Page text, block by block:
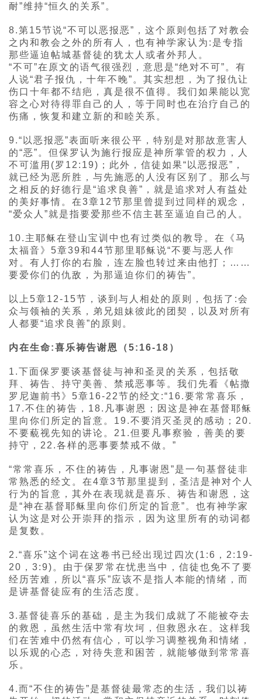
耐”维持“恒久的关系”。
8.第15节说“不可以恶报恶”，这个原则包括了对教会
之内和教会之外的所有人，也有神学家认为:是专指
那些逼迫帖城基督徒的犹太人或者外邦人。
“不可”在原文的语气很强烈，意思是“绝对不可”。有
人说“君子报仇，十年不晚”。其实想想，为了报仇让
伤口十年都不结疤，真是很不值得。我们如果能以宽
容之心对待得罪自己的人，等于同时也在治疗自己的
伤痛，恢复和建立新的和睦关系。
9.“以恶报恶”表面听来很公平，特别是对那故意害人
的“恶”。但保罗认为施行报应是神所掌管的权力，人
不可滥用(罗12:19)；此外，信徒如果“以恶报恶”，
就已经为恶所胜，与先施恶的人没有区别了。那么与
之相反的好德行是“追求良善”，就是追求对人有益处
的美好事情。在3章12节那里曾提到过同样的观念，
“爱众人”就是指要爱那些不信主甚至逼迫自己的人。
10.主耶稣在登山宝训中也有过类似的教导。在《马
太福音》5章39和44节那里耶稣说“不要与恶人作
对。有人打你的右脸，连左脸也转过来由他打；……
要爱你们的仇敌，为那逼迫你们的祷告”。
以上5章12-15节，谈到与人相处的原则，包括了:会
众与领袖的关系，弟兄姐妹彼此的团契，以及对所有
人都要“追求良善”的原则。
内在生命:喜乐祷告谢恩（5:16-18）
1.下面保罗要谈基督徒与神和圣灵的关系，包括敬
拜、祷告、持守美善、禁戒恶事等。我们先看《帖撒
罗尼迦前书》5章16-22节的经文:“16.要常常喜乐，
17.不住的祷告，18.凡事谢恩；因这是神在基督耶稣
里向你们所定的旨意。19.不要消灭圣灵的感动；20.
不要藐视先知的讲论。21.但要凡事察验，善美的要
持守，22.各样的恶事要禁戒不做。”
“常常喜乐，不住的祷告，凡事谢恩”是一句基督徒非
常熟悉的经文。在4章3节那里提到，圣洁是神对个人
行为的旨意，其外在表现就是喜乐、祷告和谢恩，这
是“神在基督耶稣里向你们所定的旨意”。也有神学家
认为这是对公开崇拜的指示，因为这里所有的动词都
是复数。
2.“喜乐”这个词在这卷书已经出现过四次(1:6，2:19-
20，3:9)。由于保罗常在忧患当中，信徒也免不了要
经历苦难，所以“喜乐”应该不是指人本能的情绪，而
是讲基督徒应有的生活态度。
3.基督徒喜乐的基础，是主为我们成就了不能被夺去
的救恩，虽然生活中常有坎坷，但救恩永在。这样我
们在苦难中仍然有信心，可以学习调整视角和情绪，
以乐观的心态，对待失意和困苦，就能够做到常常喜
乐。
4.而“不住的祷告”是基督徒最常态的生活，我们以祷